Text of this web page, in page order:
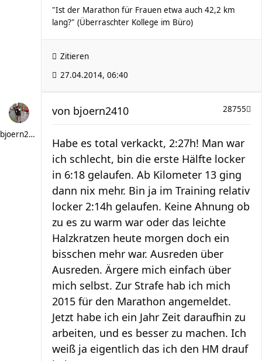
"Ist der Marathon für Frauen etwa auch 42,2 km
lang?" (Überraschter Kollege im Büro)
Zitieren
27.04.2014, 06:40
bjoern2410
28755
von bjoern2410
Habe es total verkackt, 2:27h! Man war
ich schlecht, bin die erste Hälfte locker
in 6:18 gelaufen. Ab Kilometer 13 ging
dann nix mehr. Bin ja im Training relativ
locker 2:14h gelaufen. Keine Ahnung ob
zu es zu warm war oder das leichte
Halzkratzen heute morgen doch ein
bisschen mehr war. Ausreden über
Ausreden. Ärgere mich einfach über
mich selbst. Zur Strafe hab ich mich
2015 für den Marathon angemeldet.
Jetzt habe ich ein Jahr Zeit daraufhin zu
arbeiten, und es besser zu machen. Ich
weiß ja eigentlich das ich den HM drauf